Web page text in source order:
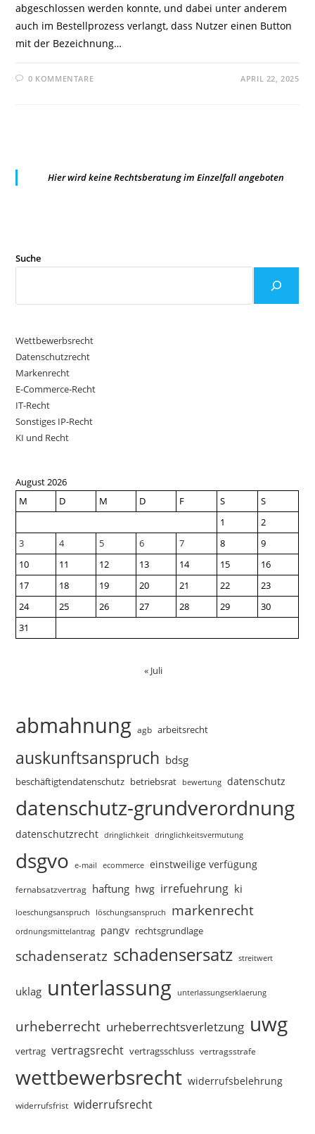
abgeschlossen werden konnte, und dabei unter anderem
auch im Bestellprozess verlangt, dass Nutzer einen Button
mit der Bezeichnung…
0 KOMMENTARE APRIL 22, 2025
Hier wird keine Rechtsberatung im Einzelfall angeboten
Suche
Wettbewerbsrecht
Datenschutzrecht
Markenrecht
E-Commerce-Recht
IT-Recht
Sonstiges IP-Recht
KI und Recht
August 2026
M
D M D F S
S
1
2
3
4 5 6 7 8
9
10
11 12 13 14 15
16
17
18 19 20 21 22
23
24
25 26 27 28 29
30
31
« Juli
abmahnung agb arbeitsrecht
auskunftsanspruch bdsg
beschäftigtendatenschutz betriebsrat bewertung datenschutz
datenschutz-grundverordnung
datenschutzrecht dringlichkeit dringlichkeitsvermutung
dsgvo e-mail ecommerce einstweilige verfügung
fernabsatzvertrag haftung hwg irrefuehrung ki
loeschungsanspruch löschungsanspruch markenrecht
ordnungsmittelantrag pangv rechtsgrundlage
schadenseratz schadensersatz streitwert
uklag unterlassung unterlassungserklaerung
urheberrecht urheberrechtsverletzung uwg
vertrag vertragsrecht vertragsschluss vertragsstrafe
wettbewerbsrecht widerrufsbelehrung
widerrufsfrist widerrufsrecht